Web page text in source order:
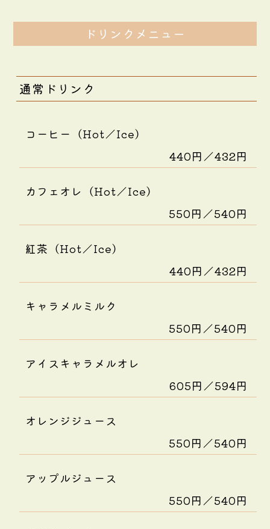
ドリンクメニュー
通常ドリンク
コーヒー（Hot／Ice）
440円／432円
カフェオレ（Hot／Ice）
550円／540円
紅茶（Hot／Ice）
440円／432円
キャラメルミルク
550円／540円
アイスキャラメルオレ
605円／594円
オレンジジュース
550円／540円
アップルジュース
550円／540円